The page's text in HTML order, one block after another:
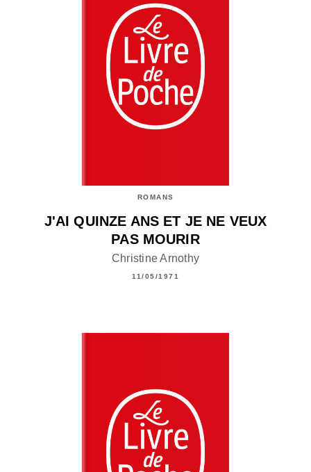
ROMANS
J'AI QUINZE ANS ET JE NE VEUX
PAS MOURIR
Christine Arnothy
11/05/1971